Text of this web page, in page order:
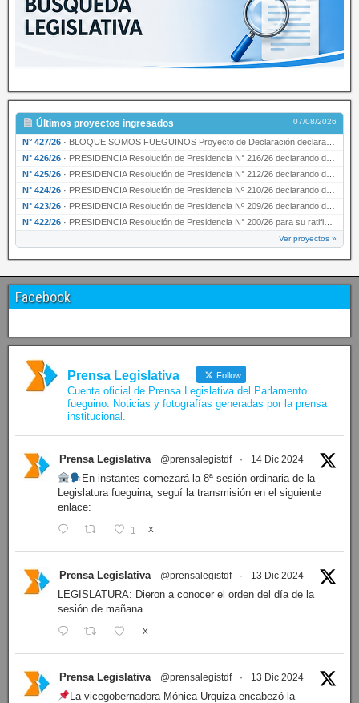
Últimos proyectos ingresados 07/08/2026
N° 427/26 · BLOQUE SOMOS FUEGUINOS Proyecto de Declaración declarando de interés provincial PRESIDENCI…
N° 426/26 · PRESIDENCIA Resolución de Presidencia N° 216/26 declarando de interés provincial la labor …
N° 425/26 · PRESIDENCIA Resolución de Presidencia N° 212/26 declarando de interés provincial el “50° A…
N° 424/26 · PRESIDENCIA Resolución de Presidencia Nº 210/26 declarando de interés provincial el proyec…
N° 423/26 · PRESIDENCIA Resolución de Presidencia Nº 209/26 declarando de interés provincial la presen…
N° 422/26 · PRESIDENCIA Resolución de Presidencia N° 200/26 para su ratificación.
Ver proyectos »
Facebook
Prensa Legislativa Follow
Cuenta oficial de Prensa Legislativa del Parlamento
fueguino. Noticias y fotografías generadas por la prensa
institucional.
Prensa Legislativa @prensalegistdf · 14 Dic 2024
En instantes comezará la 8ª sesión ordinaria de la
Legislatura fueguina, seguí la transmisión en el siguiente
enlace:
1 X
Prensa Legislativa @prensalegistdf · 13 Dic 2024
LEGISLATURA: Dieron a conocer el orden del día de la
sesión de mañana
X
Prensa Legislativa @prensalegistdf · 13 Dic 2024
La vicegobernadora Mónica Urquiza encabezó la